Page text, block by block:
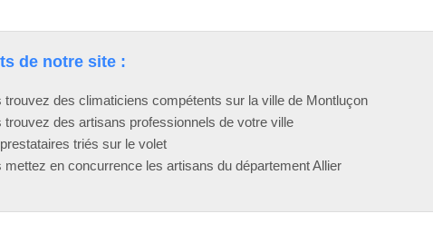
de notre site :
trouvez des climaticiens compétents sur la ville de Montluçon
trouvez des artisans professionnels de votre ville
triés sur le volet
mettez en concurrence les artisans du département Allier